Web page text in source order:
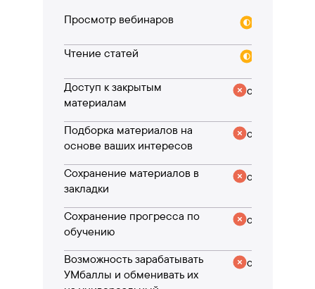
Просмотр вебинаров
Чтение статей
Доступ к закрытым
материалам
отсутствует
Подборка материалов на
основе ваших интересов
отсутствует
Сохранение материалов в
закладки
отсутствует
Сохранение прогресса по
обучению
отсутствует
Возможность зарабатывать
УМбаллы и обменивать их
отсутствует